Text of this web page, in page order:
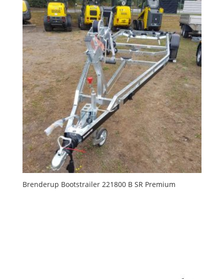
Brenderup Bootstrailer 221800 B SR Premium